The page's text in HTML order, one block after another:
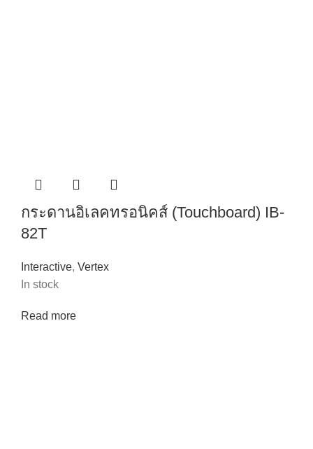
กระดานอิเลคทรอนิคส์ (Touchboard) IB-
82T
Interactive, Vertex
In stock
Read more